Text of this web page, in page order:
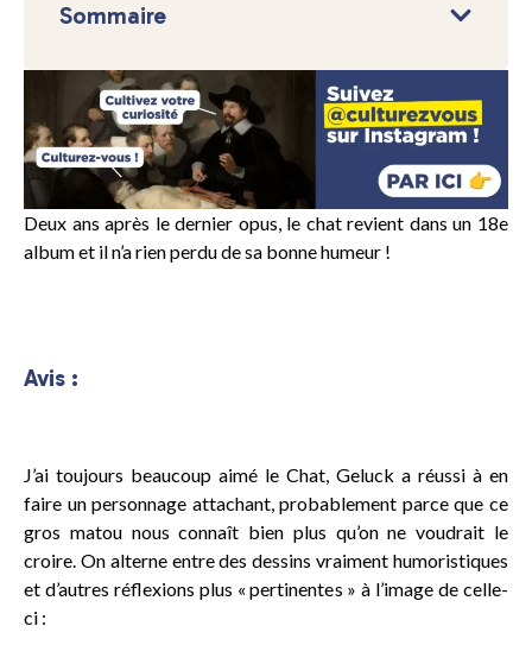
Deux ans après le dernier opus, le chat revient dans un 18e
album et il n’a rien perdu de sa bonne humeur !
Avis :
J’ai toujours beaucoup aimé le Chat, Geluck a réussi à en
faire un personnage attachant, probablement parce que ce
gros matou nous connaît bien plus qu’on ne voudrait le
croire. On alterne entre des dessins vraiment humoristiques
et d’autres réflexions plus « pertinentes » à l’image de celle-
ci :
Sommaire